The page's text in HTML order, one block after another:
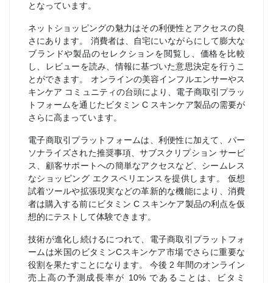
となっています。
ネットショッピングの魅力はその利便性とアクセスの良
さにあります。 消費者は、自宅にいながらにして膨大な
ブランドや製品のセレクションを閲覧し、価格を比較
し、レビューを読み、情報に基づいた意思決定を行うこ
とができます。 オンラインの美容インフルエンサーやス
キンケア コミュニティの台頭により、電子商取引プラッ
トフォームを通じたビタミン C スキンケア製品の需要が
さらに高まっています。
電子商取引プラットフォームは、利便性に加えて、パー
ソナライズされた推奨事項、サブスクリプション サービ
ス、顧客サポートへの簡単なアクセスなど、シームレス
なショッピング エクスペリエンスを提供します。 仮想
試着ツールや拡張現実などの革新的な機能により、消費
者は購入する前にビタミン C スキンケア製品の利点を仮
想的にテストして体験できます。
技術が進化し続けるにつれて、電子商取引プラットフォ
ームは米国のビタミンCスキンケア市場でさらに重要な
役割を果たすことになります。 今後 2 年間のオンライン
売上高の予測成長率が 10% であることは、ビタミ